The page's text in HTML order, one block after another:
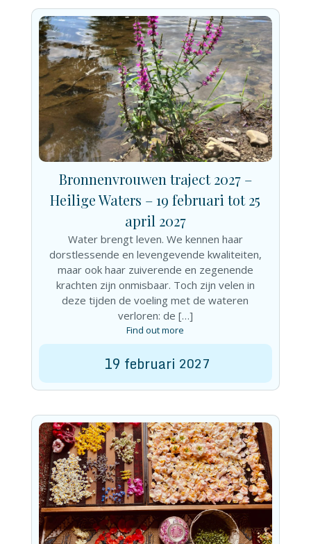
Bronnenvrouwen traject 2027 –
Heilige Waters – 19 februari tot 25
april 2027
Water brengt leven. We kennen haar
dorstlessende en levengevende kwaliteiten,
maar ook haar zuiverende en zegenende
krachten zijn onmisbaar. Toch zijn velen in
deze tijden de voeling met de wateren
verloren: de […]
Find out more
19 februari 2027